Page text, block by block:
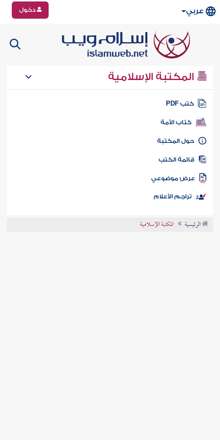
عربي دخول
المكتبة الإسلامية
كتب PDF
كتاب الأمة
المكتبة
الكتب
موضوعي
تراجم الأعلام
الرئيسية المكتبة الإسلامية